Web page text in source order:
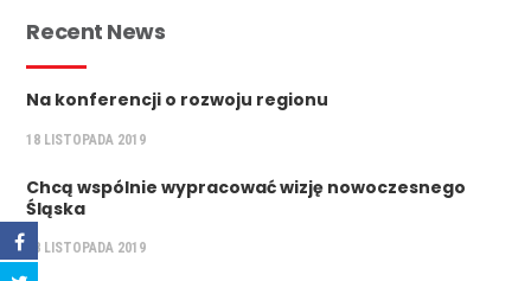
Recent News
Na konferencji o rozwoju regionu
18 LISTOPADA 2019
Chcą wspólnie wypracować wizję nowoczesnego
Śląska
28 LISTOPADA 2019